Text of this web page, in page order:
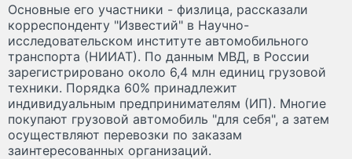
Основные его участники - физлица, рассказали
корреспонденту "Известий" в Научно-
исследовательском институте автомобильного
транспорта (НИИАТ). По данным МВД, в России
зарегистрировано около 6,4 млн единиц грузовой
техники. Порядка 60% принадлежит
индивидуальным предпринимателям (ИП). Многие
покупают грузовой автомобиль "для себя", а затем
осуществляют перевозки по заказам
заинтересованных организаций.